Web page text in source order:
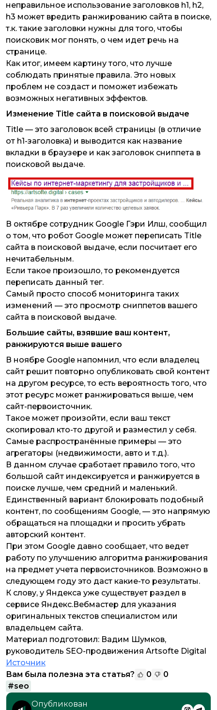
неправильное использование заголовков h1, h2,
h3 может вредить ранжированию сайта в поиске,
т.к. такие заголовки нужны для того, чтобы
поисковик мог понять, о чем идет речь на
странице.
Как итог, имеем картину того, что лучше
соблюдать принятые правила. Это новых
проблем не создаст и поможет избежать
возможных негативных эффектов.
Изменение Title сайта в поисковой выдаче
Title — это заголовок всей страницы (в отличие
от h1-заголовка) и выводится как название
вкладки в браузере и как заголовок сниппета в
поисковой выдаче.
В октябре сотрудник Google Гэри Илш, сообщил
о том, что робот Google может переписать Title
сайта в поисковой выдаче, если посчитает его
нечитабельным.
Если такое произошло, то рекомендуется
переписать данный тег.
Самый просто способ мониторинга таких
изменений — это просмотр сниппетов вашего
сайта в поисковой выдаче.
Большие сайты, взявшие ваш контент,
ранжируются выше вашего
В ноябре Google напомнил, что если владелец
сайт решит повторно опубликовать свой контент
на другом ресурсе, то есть вероятность того, что
этот ресурс может ранжироваться выше, чем
сайт-первоисточник.
Такое может произойти, если ваш текст
скопировал кто-то другой и разместил у себя.
Самые распространённые примеры — это
агрегаторы (недвижимости, авто и т.д.).
В данном случае сработает правило того, что
большой сайт индексируется и ранжируется в
поиске лучше, чем средний и маленький.
Единственный вариант блокировать подобный
контент, по сообщениям Google, — это напрямую
обращаться на площадки и просить убрать
авторский контент.
При этом Google давно сообщает, что ведет
работу по улучшению алгоритма ранжирования
на предмет учета первоисточников. Возможно в
следующем году это даст какие-то результаты.
К слову, у Яндекса уже существует раздел в
сервисе Яндекс.Вебмастер для указания
оригинальных текстов специалистом или
владельцем сайта.
Материал подготовил: Вадим Шумков,
руководитель SEO-продвижения Artsofte Digital
Источник
Вам была полезна эта статья?
0
0
#seo
Опубликован